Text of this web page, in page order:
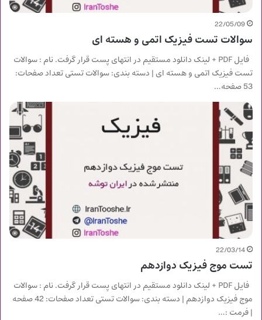
22/05/09
سوالات تست فیزیک اتمی و هسته ای
فایل PDF + لینک دانلود مستقیم در انتهای پست قرار گرفت. نام : سوالات
تست فیزیک اتمی و هسته ای | دسته بندی: سوالات تستی تعداد صفحات:
53 صفحه…
22/03/14
تست موج فیزیک دوازدهم
فایل PDF + لینک دانلود مستقیم در انتهای پست قرار گرفت. نام : سوالات
موج فیزیک دوازدهم | دسته بندی: سوالات تستی تعداد صفحات: 42 صفحه
| فرمت :…